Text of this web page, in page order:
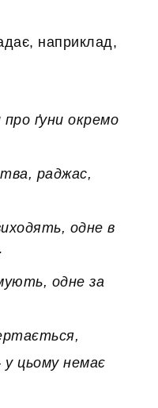
наприклад,
ґуни окремо
раджас,
одне в
одне за
цьому немає